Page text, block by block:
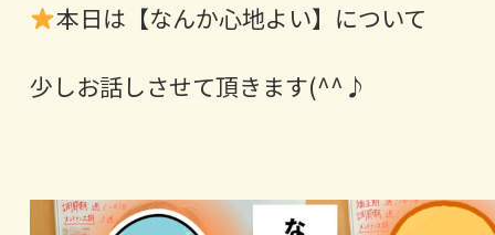
本日は【なんか心地よい】について
少しお話しさせて頂きます(^^♪